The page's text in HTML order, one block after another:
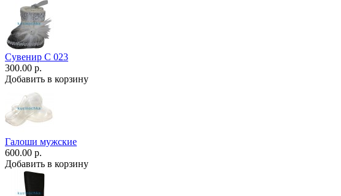
Сувенир С 023
300.00 р.
Добавить в корзину
Галоши мужские
600.00 р.
Добавить в корзину